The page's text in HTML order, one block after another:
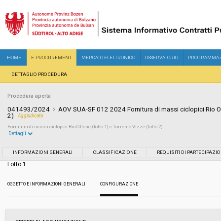
HOME E-PROCUREMENT MERCATO ELETTRONICO OSSERVATORIO
DETTAGLIO PROCEDURA
Procedura aperta
041493/2024
AOV SUA-SF 012 2024 Fornitura di massi ciclopici
2)
Aggiudicata
Fornitura di massi ciclopici Rio Ottone (lotto 1) e Torrente Vizze (lotto 2)
Tipo di contratto:
No
Dettagli
INFORMAZIONI GENERALI CLASSIFICAZIONE REQUISITI DI
Lotto 1
OGGETTO E INFORMAZIONI GENERALI CONFIGURAZIONE